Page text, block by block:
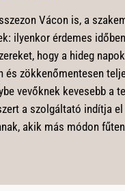
Vácon is, a
ilyenkor érdemes
hogy a hideg napok
és zökkenőmentesen
vevőknek kevesebb a
a szolgáltató indítja
akik más módon